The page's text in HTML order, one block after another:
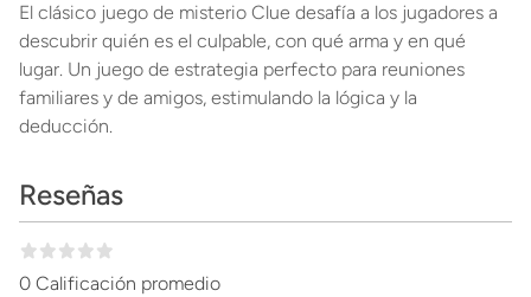
El clásico juego de misterio Clue desafía a los jugadores a
descubrir quién es el culpable, con qué arma y en qué
lugar. Un juego de estrategia perfecto para reuniones
familiares y de amigos, estimulando la lógica y la
deducción.
Reseñas
0 Calificación promedio